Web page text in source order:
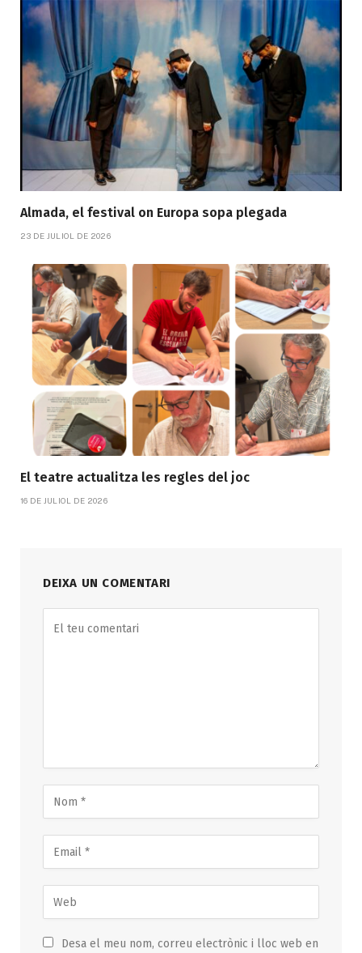
Almada, el festival on Europa sopa plegada
23 DE JULIOL DE 2026
El teatre actualitza les regles del joc
16 DE JULIOL DE 2026
DEIXA UN COMENTARI
Desa el meu nom, correu electrònic i lloc web en